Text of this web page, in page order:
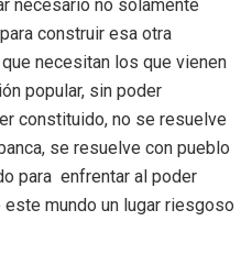
necesario no solamente
construir esa otra
necesitan los que vienen
popular, sin poder
constituido, no se resuelve
se resuelve con pueblo
para enfrentar al poder
mundo un lugar riesgoso